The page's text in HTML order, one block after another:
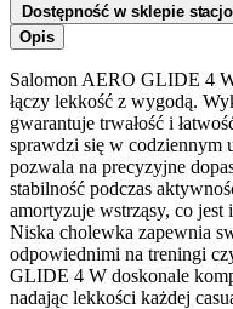
Dostępność w sklepie
Opis
Salomon AERO GLIDE 4
łączy lekkość z wygodą.
gwarantuje trwałość i
sprawdzi się w codziennym
pozwala na precyzyjne
stabilność podczas
amortyzuje wstrząsy, co jest
Niska cholewka zapewnia
odpowiednimi na treningi
GLIDE 4 W doskonale
nadając lekkości każdej